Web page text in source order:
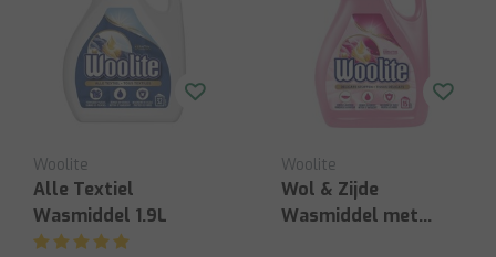
Woolite
Alle Textiel
Wasmiddel 1.9L
Woolite
Wol & Zijde
Wasmiddel met